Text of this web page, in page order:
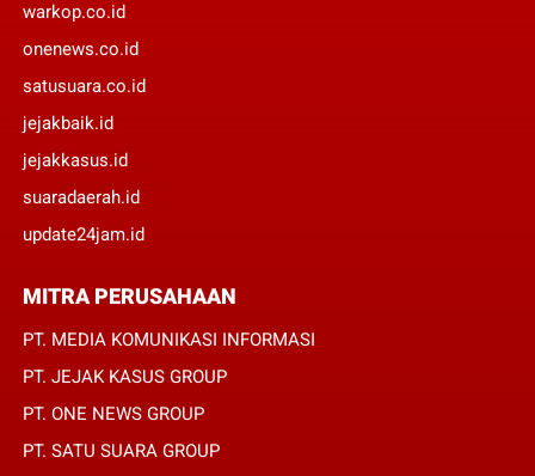
warkop.co.id
onenews.co.id
satusuara.co.id
jejakbaik.id
jejakkasus.id
suaradaerah.id
update24jam.id
MITRA PERUSAHAAN
PT. MEDIA KOMUNIKASI INFORMASI
PT. JEJAK KASUS GROUP
PT. ONE NEWS GROUP
PT. SATU SUARA GROUP